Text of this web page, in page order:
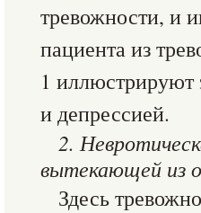
тревожности, и
пациента из
1 иллюстрируют
и депрессией.
2.
вытекающей из
Здесь